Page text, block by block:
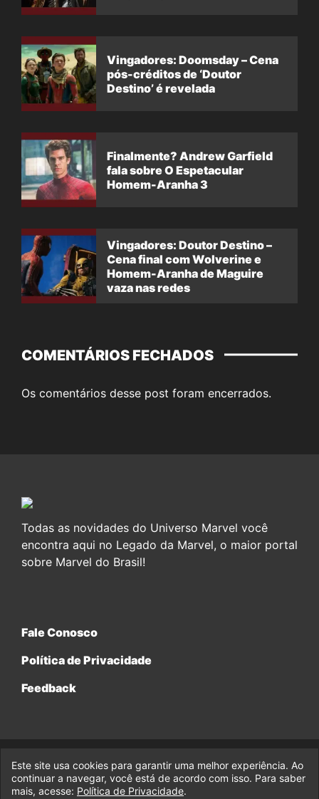
Vingadores: Doomsday – Cena
pós-créditos de ‘Doutor
Destino’ é revelada
Finalmente? Andrew Garfield
fala sobre O Espetacular
Homem-Aranha 3
Vingadores: Doutor Destino –
Cena final com Wolverine e
Homem-Aranha de Maguire
vaza nas redes
COMENTÁRIOS FECHADOS
Os comentários desse post foram encerrados.
Todas as novidades do Universo Marvel você
encontra aqui no Legado da Marvel, o maior portal
sobre Marvel do Brasil!
Fale Conosco
Política de Privacidade
Feedback
© 2017-2026 Legado da Marvel, uma empresa da Legado
Enterprises.
Este site usa cookies para garantir uma melhor experiência. Ao
continuar a navegar, você está de acordo com isso. Para saber
mais, acesse: Política de Privacidade.